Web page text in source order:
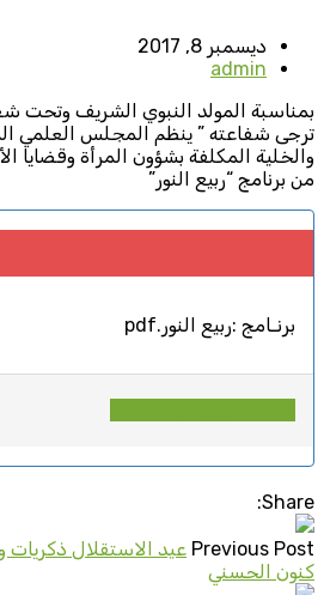
ديسمبر 8, 2017
admin
بمناسبة المولد النبوي الشريف وتحت
ترجى شفاعته ” ينظم المجلس العلمي
والخلية المكلفة بشؤون المرأة وقضايا
من برنامج “ربيع النور”
برنـامج :ربيع النور.pdf
Share:
Previous Post عيد الاستقلال ذكريات
كنون الحسني